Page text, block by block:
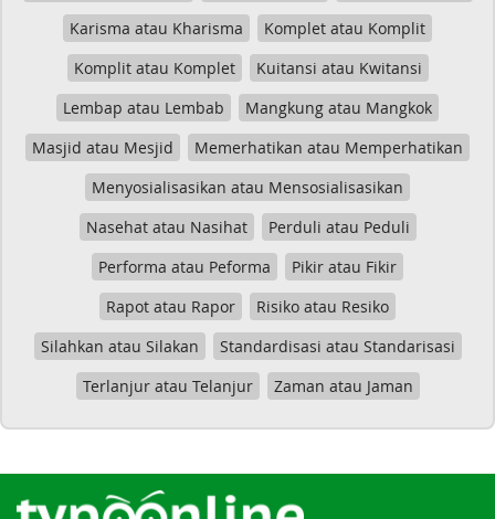
Karisma atau Kharisma
Komplet atau Komplit
Komplit atau Komplet
Kuitansi atau Kwitansi
Lembap atau Lembab
Mangkung atau Mangkok
Masjid atau Mesjid
Memerhatikan atau Memperhatikan
Menyosialisasikan atau Mensosialisasikan
Nasehat atau Nasihat
Perduli atau Peduli
Performa atau Peforma
Pikir atau Fikir
Rapot atau Rapor
Risiko atau Resiko
Silahkan atau Silakan
Standardisasi atau Standarisasi
Terlanjur atau Telanjur
Zaman atau Jaman